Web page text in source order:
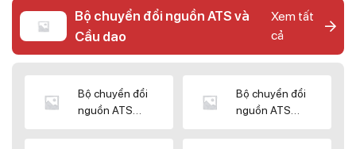
Bộ chuyển đổi nguồn ATS và
Cầu dao
Xem tất
cả
Bộ chuyển đổi
nguồn ATS
Bộ chuyển đổi
nguồn ATS